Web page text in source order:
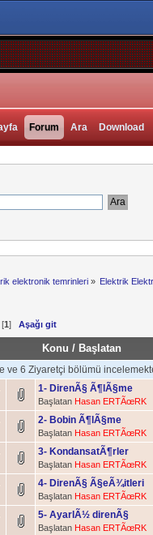
Forum Ara Download
elektronik temrinleri» Elektrik
[1] Aşağı git
Konu / Başlatan
ve 6 Ziyaretçi bölümü
1- DirenÃ§ Ã¶lÃ§me
Başlatan Hasan ERTÃœRK
2- Bobin Ã¶lÃ§me
Başlatan Hasan ERTÃœRK
3- KondansatÃ¶rler
Başlatan Hasan ERTÃœRK
4- DirenÃ§ Ã§eÃ¾itleri
Başlatan Hasan ERTÃœRK
5- AyarlÃ½ direnÃ§
Başlatan Hasan ERTÃœRK